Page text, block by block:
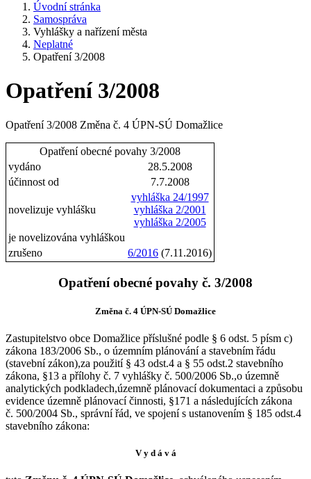
Úvodní stránka
Samospráva
Vyhlášky a nařízení města
Neplatné
Opatření 3/2008
Opatření 3/2008
Opatření 3/2008 Změna č. 4 ÚPN-SÚ Domažlice
Opatření obecné povahy 3/2008
vydáno
28.5.2008
účinnost od
7.7.2008
novelizuje vyhlášku
vyhláška 24/1997
vyhláška 2/2001
vyhláška 2/2005
je novelizována vyhláškou
zrušeno
6/2016 (7.11.2016)
Opatření obecné povahy č. 3/2008
Změna č. 4 ÚPN-SÚ Domažlice
Zastupitelstvo obce Domažlice příslušné podle § 6 odst. 5 písm c)
zákona 183/2006 Sb., o územním plánování a stavebním řádu
(stavební zákon),za použití § 43 odst.4 a § 55 odst.2 stavebního
zákona, §13 a přílohy č. 7 vyhlášky č. 500/2006 Sb.,o územně
analytických podkladech,územně plánovací dokumentaci a způsobu
evidence územně plánovací činnosti, §171 a následujících zákona
č. 500/2004 Sb., správní řád, ve spojení s ustanovením § 185 odst.4
stavebního zákona:
V y d á v á